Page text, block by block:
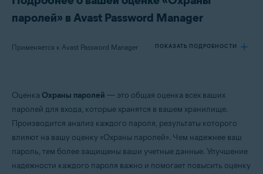
паролей» в Avast Password Manager
Применяется к Avast Password Manager ПОКАЗАТЬ ПОДРОБНОСТИ
Продукты:
Avast Password Manager
Windows, MacOS
Оценка Охраны паролей — это общая оценка всех ваших
паролей для входа, которые хранятся в вашем хранилище.
Производится анализ каждого пароля, результаты которого
влияют на вашу оценку «Охраны паролей». Чем надежнее ваш
пароль, тем более защищены ваши учетные данные. Улучшение
надежности каждого пароля важно и помогает повысить оценку